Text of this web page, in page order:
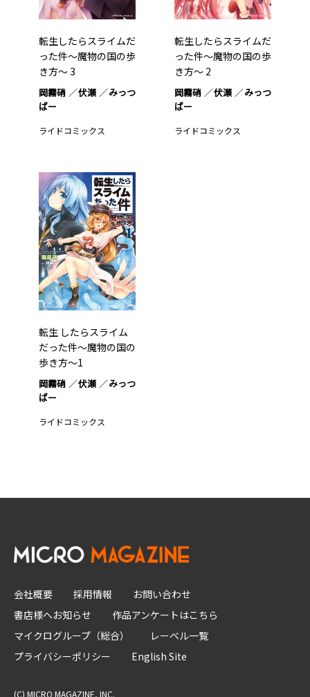
転生したらスライムだ
った件～魔物の国の歩
き方～ 3
岡霧硝 伏瀬
みっつ
ばー
ライドコミックス
転生したらスライムだ
った件～魔物の国の歩
き方～ 2
岡霧硝 伏瀬
みっつ
ばー
ライドコミックス
転生 したらスライム
だった件～魔物の国の
歩き方～1
岡霧硝 伏瀬
みっつ
ばー
ライドコミックス
会社概要 採用情報
お問い合わせ
書店様へお知らせ
作品アンケートはこちら
マイクログループ（総合）
レーベル一覧
プライバシーポリシー
English Site
(C) MICRO MAGAZINE, INC.